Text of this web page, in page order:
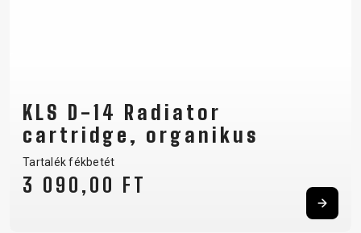
KLS D-14 Radiator
cartridge, organikus
Tartalék fékbetét
3 090,00 FT